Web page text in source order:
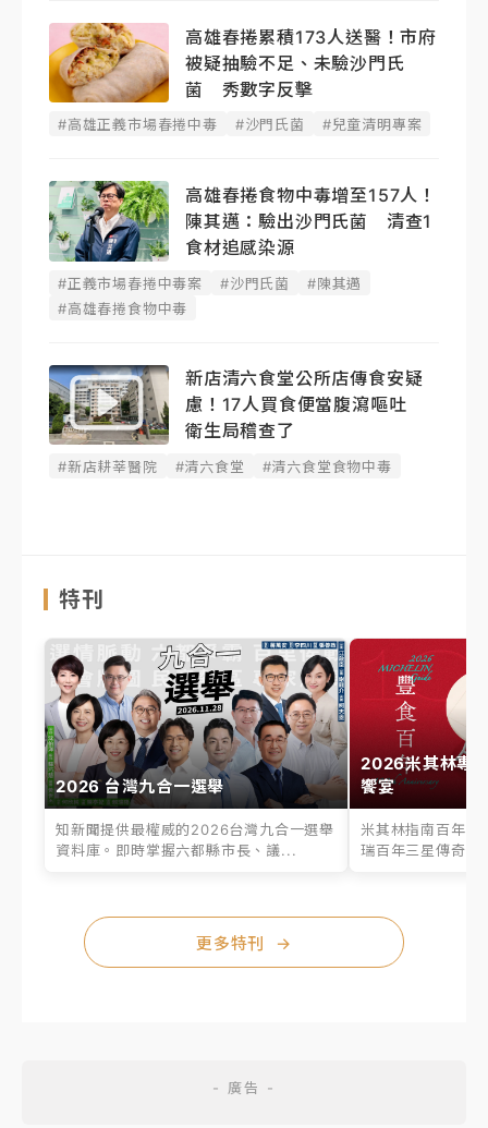
高雄春捲累積173人送醫！市府
被疑抽驗不足、未驗沙門氏
菌 秀數字反擊
#高雄正義市場春捲中毒 #沙門氏菌 #兒童清明專案
高雄春捲食物中毒增至157人！
陳其邁：驗出沙門氏菌 清查1
食材追感染源
#正義市場春捲中毒案 #沙門氏菌
#陳其邁
#高雄春捲食物中毒
新店清六食堂公所店傳食安疑
慮！17人買食便當腹瀉嘔吐
衛生局稽查了
#新店耕莘醫院 #清六食堂 #清六食堂食物中毒
特刊
2026 台灣九合一選舉
知新聞提供最權威的2026台灣九合一選舉
資料庫。即時掌握六都縣市長、議...
2026米其林專
饗宴
米其林指南百年之
瑞百年三星傳奇、
更多特刊 →